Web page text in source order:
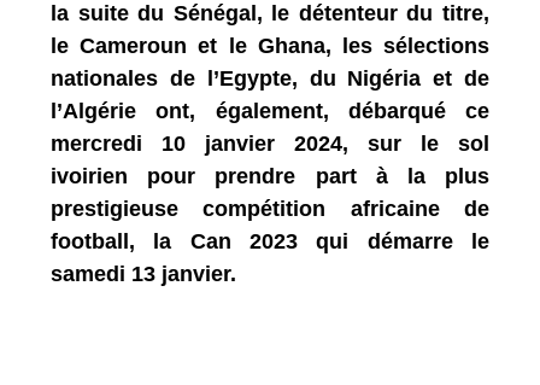
la suite du Sénégal, le détenteur du titre,
le Cameroun et le Ghana, les sélections
nationales de l’Egypte, du Nigéria et de
l’Algérie ont, également, débarqué ce
mercredi 10 janvier 2024, sur le sol
ivoirien pour prendre part à la plus
prestigieuse compétition africaine de
football, la Can 2023 qui démarre le
samedi 13 janvier.